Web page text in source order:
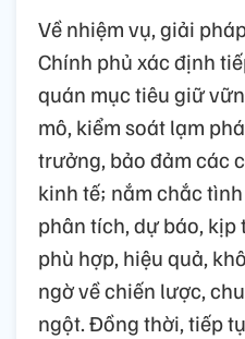
Về nhiệm vụ, giải
Chính phủ xác định
quán mục tiêu giữ
mô, kiểm soát lạm
trưởng, bảo đảm các
kinh tế; nắm chắc
phân tích, dự báo,
phù hợp, hiệu quả,
ngờ về chiến lược,
ngột. Đồng thời, tiếp